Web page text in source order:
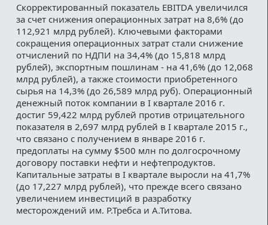
Скорректированный показатель EBITDA увеличился
за счет снижения операционных затрат на 8,6% (до
112,921 млрд рублей). Ключевыми факторами
сокращения операционных затрат стали снижение
отчислений по НДПИ на 34,4% (до 15,818 млрд
рублей), экспортным пошлинам - на 41,6% (до 12,068
млрд рублей), а также стоимости приобретенного
сырья на 14,3% (до 26,589 млрд руб). Операционный
денежный поток компании в I квартале 2016 г.
достиг 59,422 млрд рублей против отрицательного
показателя в 2,697 млрд рублей в I квартале 2015 г.,
что связано с получением в январе 2016 г.
предоплаты на сумму $500 млн по долгосрочному
договору поставки нефти и нефтепродуктов.
Капитальные затраты в I квартале выросли на 41,7%
(до 17,227 млрд рублей), что прежде всего связано
увеличением инвестиций в разработку
месторождений им. Р.Требса и А.Титова.